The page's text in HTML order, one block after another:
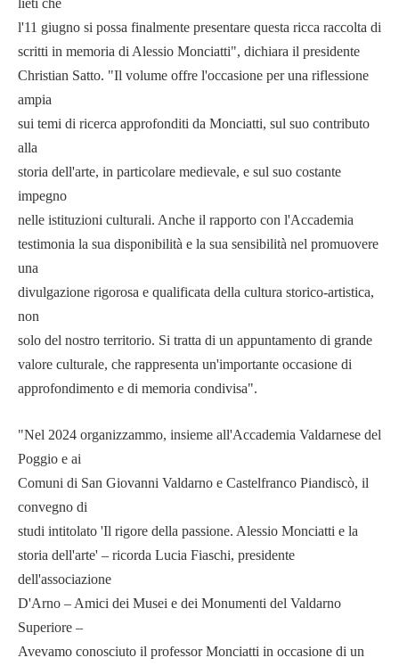
lieti che
l'11 giugno si possa finalmente presentare questa ricca raccolta di
scritti in memoria di Alessio Monciatti", dichiara il presidente
Christian Satto. "Il volume offre l'occasione per una riflessione
ampia
sui temi di ricerca approfonditi da Monciatti, sul suo contributo
alla
storia dell'arte, in particolare medievale, e sul suo costante
impegno
nelle istituzioni culturali. Anche il rapporto con l'Accademia
testimonia la sua disponibilità e la sua sensibilità nel promuovere
una
divulgazione rigorosa e qualificata della cultura storico-artistica,
non
solo del nostro territorio. Si tratta di un appuntamento di grande
valore culturale, che rappresenta un'importante occasione di
approfondimento e di memoria condivisa".
"Nel 2024 organizzammo, insieme all'Accademia Valdarnese del
Poggio e ai
Comuni di San Giovanni Valdarno e Castelfranco Piandiscò, il
convegno di
studi intitolato 'Il rigore della passione. Alessio Monciatti e la
storia dell'arte' – ricorda Lucia Fiaschi, presidente
dell'associazione
D'Arno – Amici dei Musei e dei Monumenti del Valdarno
Superiore –
Avevamo conosciuto il professor Monciatti in occasione di un